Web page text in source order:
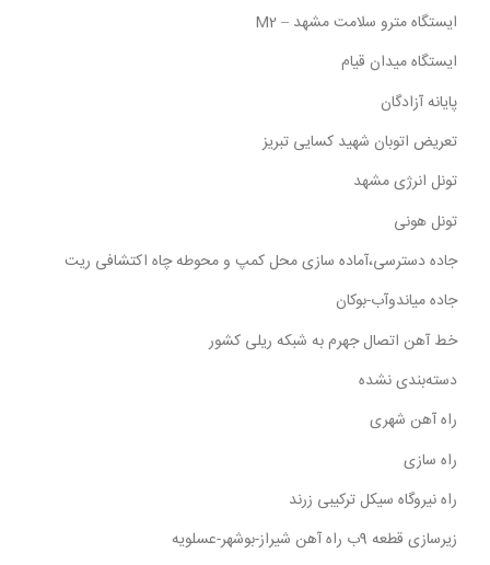
ایستگاه مترو سلامت مشهد – M2
ایستگاه میدان قیام
پایانه آزادگان
تعریض اتوبان شهید کسایی تبریز
تونل انرژی مشهد
تونل هونی
جاده دسترسی،آماده سازی محل کمپ و محوطه چاه اکتشافی ریت
جاده میاندوآب-بوکان
خط آهن اتصال جهرم به شبکه ریلی کشور
دسته‌بندی نشده
راه آهن شهری
راه سازی
راه نیروگاه سیکل ترکیبی زرند
زیرسازی قطعه 9ب راه آهن شیراز-بوشهر-عسلویه